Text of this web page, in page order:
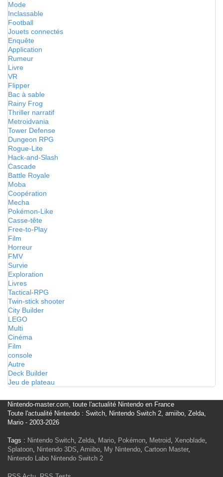
Mode
Inclassable
Football
Jouets connectés
Enquête
Application
Rumeur
Livre
VR
Flipper
Bac à sable
Rainy Frog
Thriller narratif
Metroidvania
Tower Defense
Dungeon RPG
Rogue-Lite
Hack-and-Slash
Cascade
Battle Royale
Moba
Coopération
Mecha
Pokémon-Like
Casse-tête
Free-to-Play
Film
Horreur
FMV
Survie
Exploration
Livres
Tactical-RPG
Twin-stick shooter
City Builder
LEGO
Multi
Cinéma
Film
console
Autre
Deck Builder
Jeu de plateau
Nintendo-master.com, toute l'actualité Nintendo en France
Toute l'actualité Nintendo : Switch, Nintendo Switch 2, amiibo, Zelda,
Mario - 2003-2026
Tags : Nintendo Switch, Zelda, Mario, Pokémon, Metroid, Xenoblade,
Splatoon, Nintendo 3DS, Amiibo, My Nintendo, Cartoon Master,
Nintendo Labo Nintendo Switch 2